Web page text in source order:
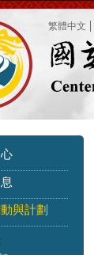
繁體中文
與計劃